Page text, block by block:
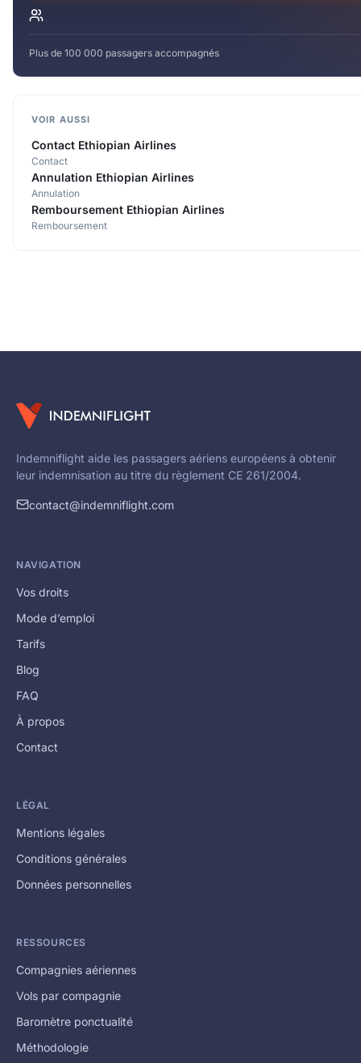
Plus de 100 000 passagers accompagnés
VOIR AUSSI
Contact Ethiopian Airlines
Contact
Annulation Ethiopian Airlines
Annulation
Remboursement Ethiopian Airlines
Remboursement
Indemniflight aide les passagers aériens européens à obtenir
leur indemnisation au titre du règlement CE 261/2004.
contact@indemniflight.com
NAVIGATION
Vos droits
Mode d’emploi
Tarifs
Blog
FAQ
À propos
Contact
LÉGAL
Mentions légales
Conditions générales
Données personnelles
RESSOURCES
Compagnies aériennes
Vols par compagnie
Baromètre ponctualité
Méthodologie